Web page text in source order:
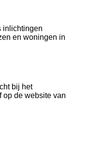
inlichtingen
en woningen in
bij het
op de website van